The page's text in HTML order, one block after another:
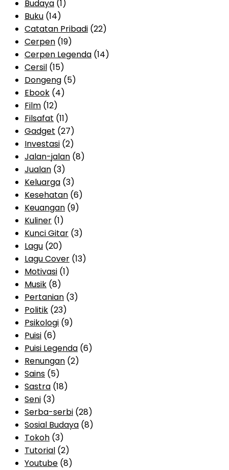
Budaya (1)
Buku (14)
Catatan Pribadi (22)
Cerpen (19)
Cerpen Legenda (14)
Cersil (15)
Dongeng (5)
Ebook (4)
Film (12)
Filsafat (11)
Gadget (27)
Investasi (2)
Jalan-jalan (8)
Jualan (3)
Keluarga (3)
Kesehatan (6)
Keuangan (9)
Kuliner (1)
Kunci Gitar (3)
Lagu (20)
Lagu Cover (13)
Motivasi (1)
Musik (8)
Pertanian (3)
Politik (23)
Psikologi (9)
Puisi (6)
Puisi Legenda (6)
Renungan (2)
Sains (5)
Sastra (18)
Seni (3)
Serba-serbi (28)
Sosial Budaya (8)
Tokoh (3)
Tutorial (2)
Youtube (8)